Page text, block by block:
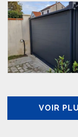
VOIR